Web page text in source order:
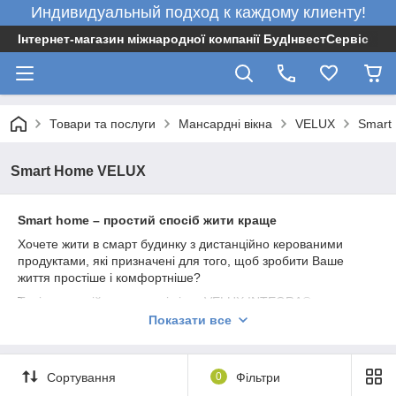
Индивидуальный подход к каждому клиенту!
Інтернет-магазин міжнародної компанії БудІнвестСервіс
Товари та послуги Мансардні вікна VELUX Smart
Smart Home VELUX
Smart home – простий спосіб жити краще
Хочете жити в смарт будинку з дистанційно керованими
продуктами, які призначені для того, щоб зробити Ваше
життя простіше і комфортніше?
Тоді дистанційно керовані вікна VELUX INTEGRA®,
сонцезахисні аксесуари , а також комплект домашнього
функція – створити здоровий і комфортний мікроклімат у
Вашому будинку.
Показати все
Сортування 0 Фільтри